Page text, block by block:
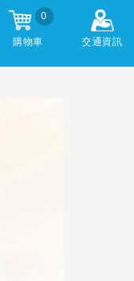
0
購物車 交通資訊